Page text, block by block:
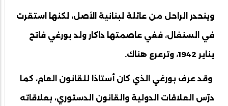
وينحدر الراحل من عائلة لبنانية الأصل، لكنها استقرت
في السنغال، ففي عاصمتها داكار ولد بورغي فاتح
يناير 1942، وترعرع هناك.
وقد عرف بورغي الذي كان أستاذا للقانون العام، كما
درّس العلاقات الدولية والقانون الدستوري، بعلاقاته